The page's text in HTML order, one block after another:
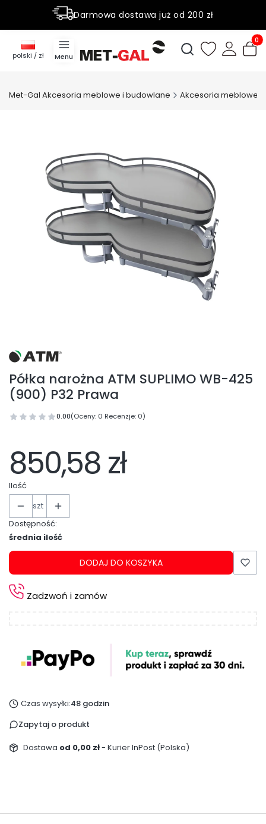
Darmowa dostawa już od 200 zł
Rabaty do 50% na wybrane produky
Menu
Otwórz
polski / zł
Met-Gal Akcesoria meblowe i budowlane Akcesoria meblowe
Półka narożna ATM SUPLIMO WB-425
(900) P32 Prawa
0.00(Oceny: 0 Recenzje: 0)
850,58 zł
Ilość
szt
Dostępność:
średnia ilość
DODAJ DO KOSZYKA
Zadzwoń i zamów
Czas wysyłki:48 godzin
Zapytaj o produkt
Dostawa od 0,00 zł- Kurier InPost (Polska)